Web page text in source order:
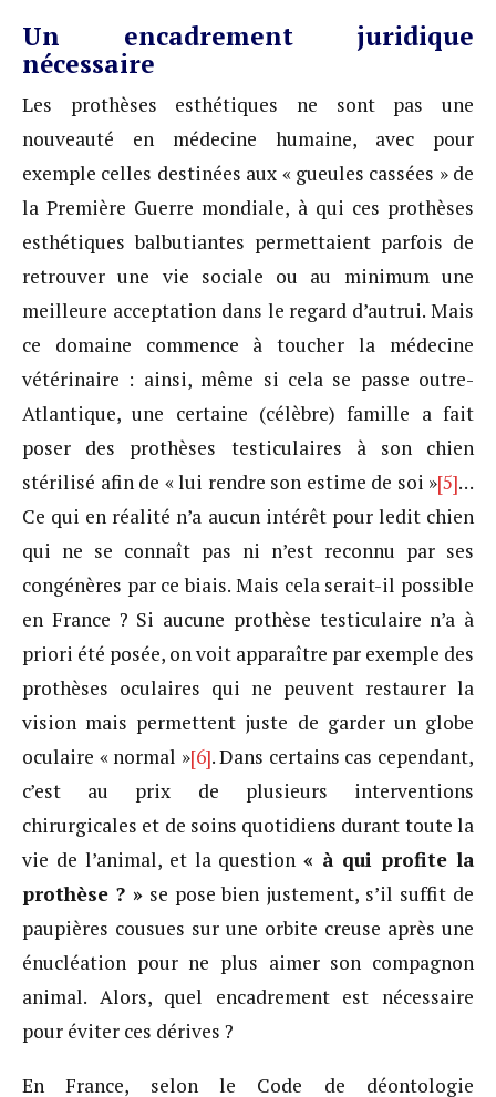
Un encadrement juridique
nécessaire
Les prothèses esthétiques ne sont pas une
nouveauté en médecine humaine, avec pour
exemple celles destinées aux « gueules cassées » de
la Première Guerre mondiale, à qui ces prothèses
esthétiques balbutiantes permettaient parfois de
retrouver une vie sociale ou au minimum une
meilleure acceptation dans le regard d’autrui. Mais
ce domaine commence à toucher la médecine
vétérinaire : ainsi, même si cela se passe outre-
Atlantique, une certaine (célèbre) famille a fait
poser des prothèses testiculaires à son chien
stérilisé afin de « lui rendre son estime de soi »[5]…
Ce qui en réalité n’a aucun intérêt pour ledit chien
qui ne se connaît pas ni n’est reconnu par ses
congénères par ce biais. Mais cela serait-il possible
en France ? Si aucune prothèse testiculaire n’a à
priori été posée, on voit apparaître par exemple des
prothèses oculaires qui ne peuvent restaurer la
vision mais permettent juste de garder un globe
oculaire « normal »[6]. Dans certains cas cependant,
c’est au prix de plusieurs interventions
chirurgicales et de soins quotidiens durant toute la
vie de l’animal, et la question« à qui profite la
prothèse ? »se pose bien justement, s’il suffit de
paupières cousues sur une orbite creuse après une
énucléation pour ne plus aimer son compagnon
animal. Alors, quel encadrement est nécessaire
pour éviter ces dérives ?
En France, selon le Code de déontologie